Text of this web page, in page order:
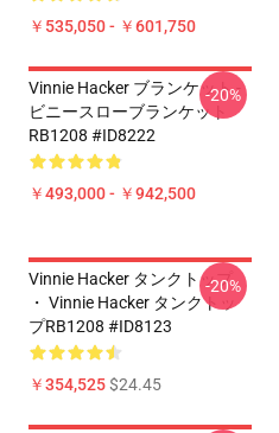
￥535,050 - ￥601,750
Vinnie Hacker ブランケット -
ビニースローブランケット
RB1208 #ID8222
￥493,000 - ￥942,500
-20%
Vinnie Hacker タンクトップ
・ Vinnie Hacker タンクトッ
プRB1208 #ID8123
￥354,525$24.45
-20%